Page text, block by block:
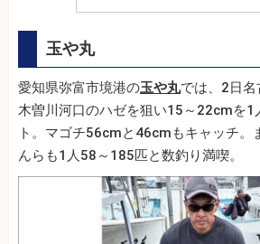
玉や丸
愛知県弥富市境港の玉や丸では、2日
木曽川河口のハゼを狙い15～22cmを1
ト。マゴチ56cmと46cmもキャッチ。
んらも1人58～185匹と数釣り満喫。